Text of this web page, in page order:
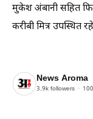
मुकेश अंबानी सहित
करीबी मित्र उपस्थित
News Aroma
3.9k followers